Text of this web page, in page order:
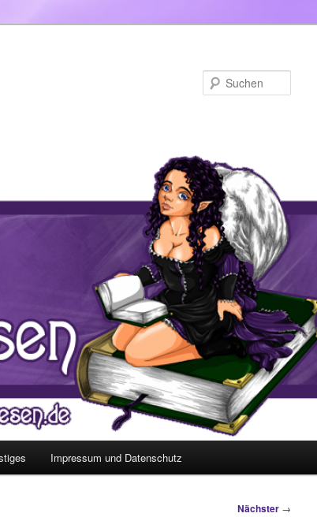
Impressum und Datenschutz
Nächster →